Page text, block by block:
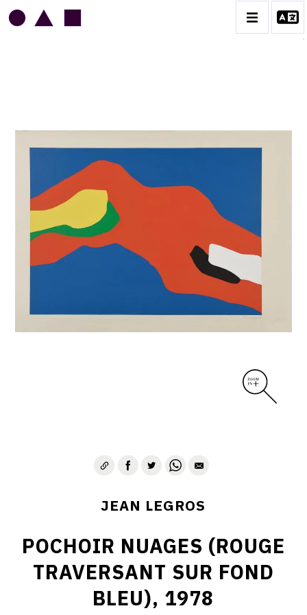
BIOGRAPHIE
CATALOGUE DES OEUVRES
GRUES DE BEAUBOURG
OEUVRES ANCIENNES
RONDS MUSICAUX
TOILES À BANDES
TÔLES ÉMAILLÉES
CONTACT
JEAN LEGROS
POCHOIR NUAGES (ROUGE
TRAVERSANT SUR FOND
BLEU), 1978